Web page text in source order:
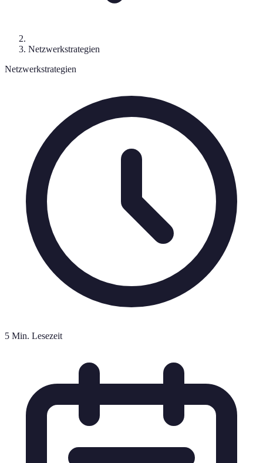
Netzwerkstrategien
Netzwerkstrategien
5 Min. Lesezeit